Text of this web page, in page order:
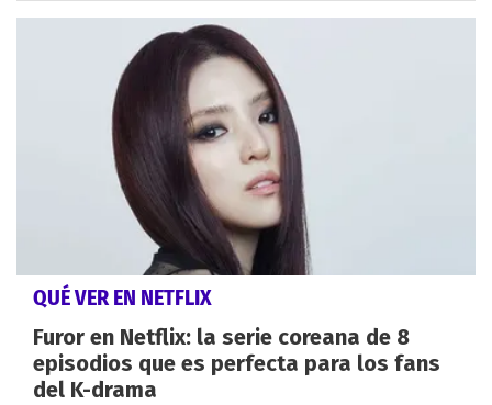
QUÉ VER EN NETFLIX
Furor en Netflix: la serie coreana de 8
episodios que es perfecta para los fans
del K-drama